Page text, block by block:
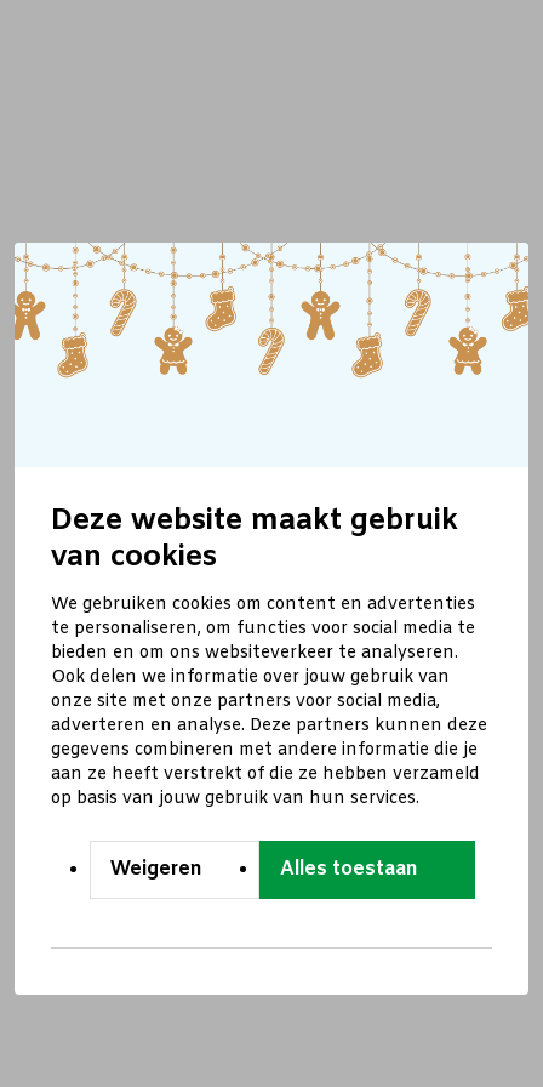
Deze website maakt gebruik
van cookies
We gebruiken cookies om content en advertenties
te personaliseren, om functies voor social media te
bieden en om ons websiteverkeer te analyseren.
Ook delen we informatie over jouw gebruik van
onze site met onze partners voor social media,
adverteren en analyse. Deze partners kunnen deze
gegevens combineren met andere informatie die je
aan ze heeft verstrekt of die ze hebben verzameld
op basis van jouw gebruik van hun services.
Weigeren Alles toestaan